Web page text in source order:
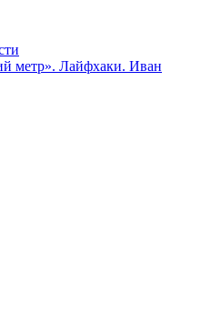
метр». Лайфхаки. Иван